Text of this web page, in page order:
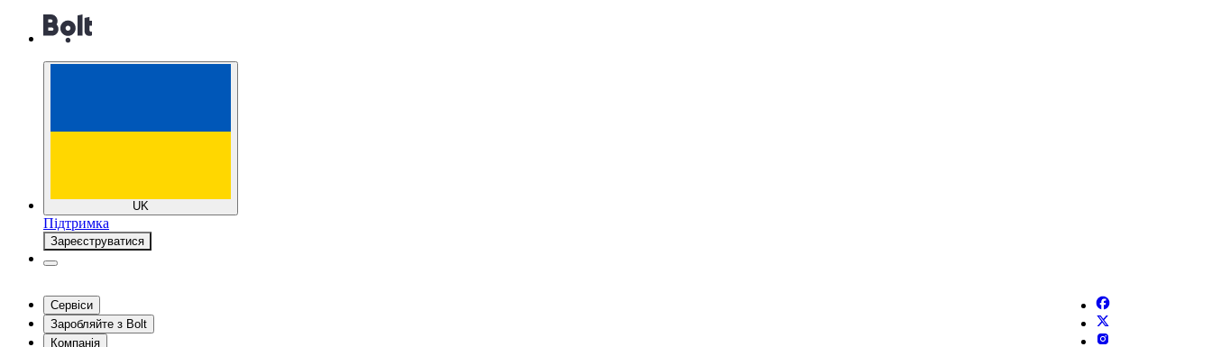
UK
Підтримка
Зареєструватися
Сервіси
Заробляйте з Bolt
Компанія